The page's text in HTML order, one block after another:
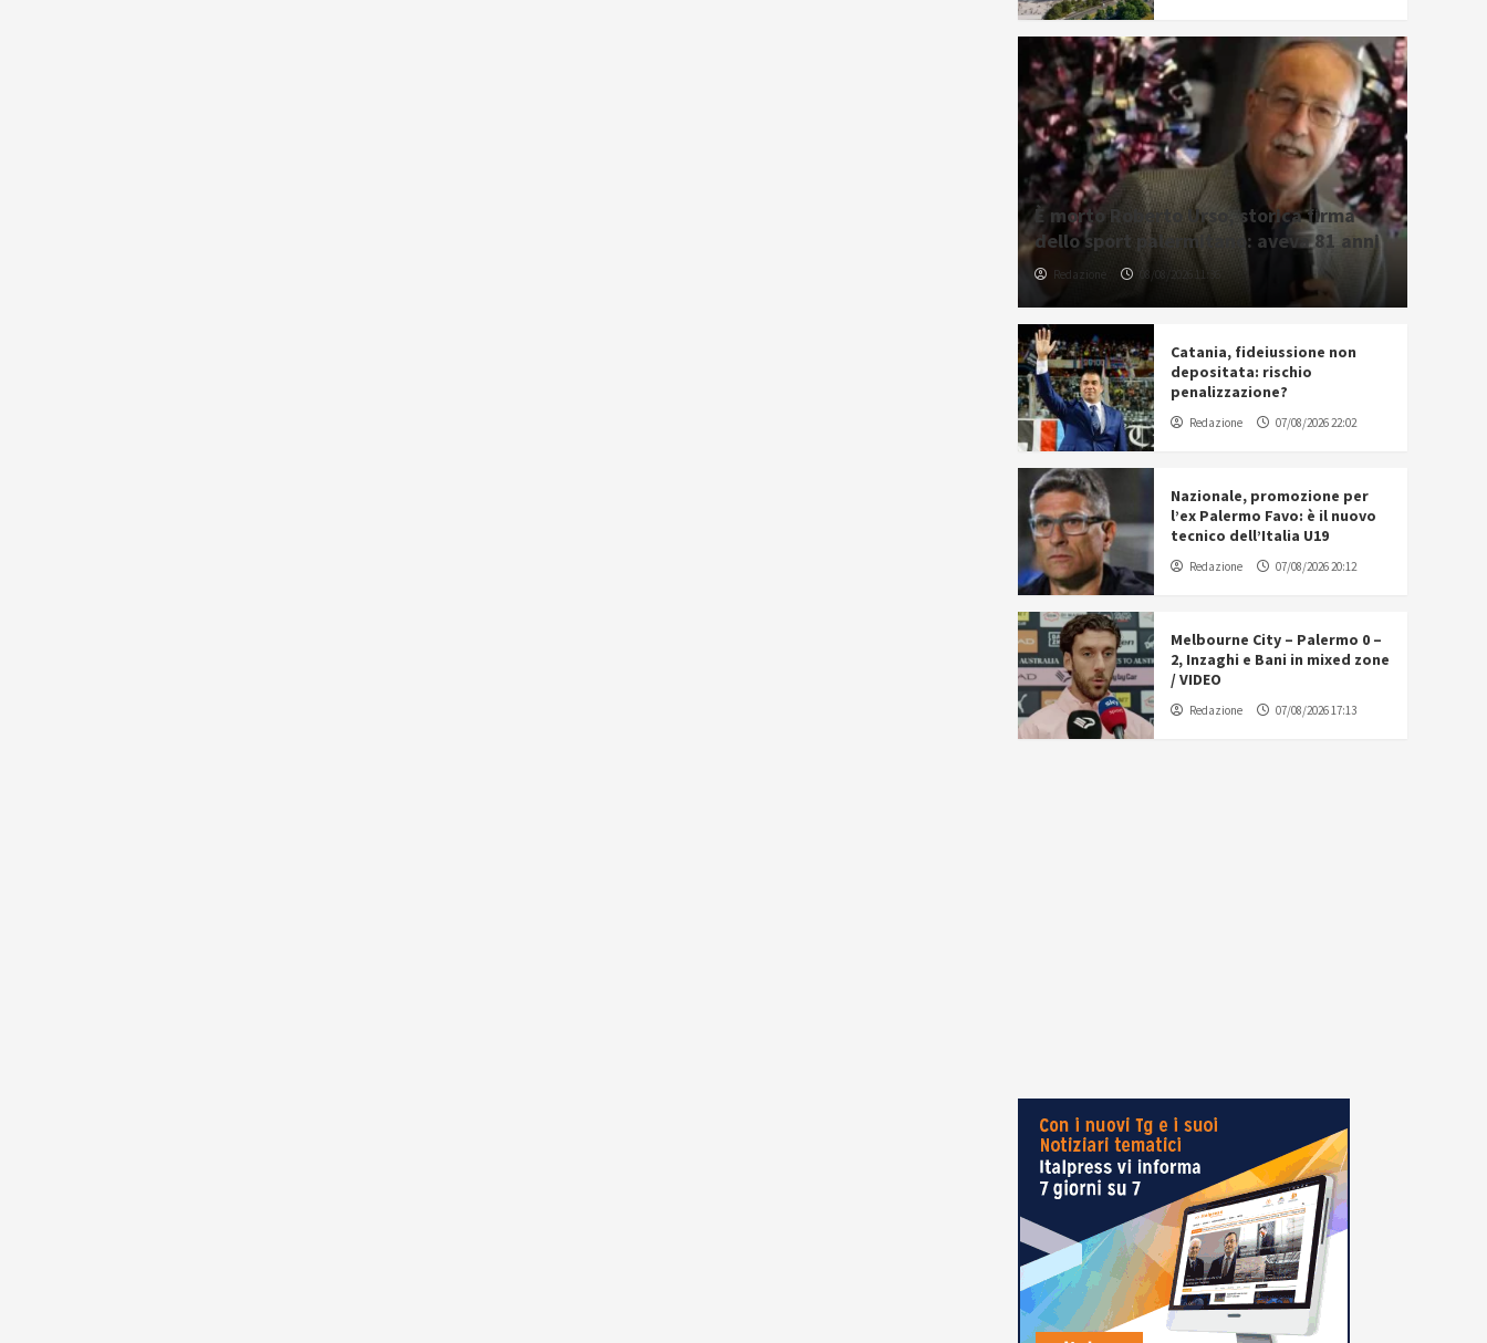
È morto Roberto Urso, storica firma
dello sport palermitano: aveva 81 anni
Redazione 08/08/2026 11:36
Catania, fideiussione non
depositata: rischio
penalizzazione?
Redazione 07/08/2026 22:02
Nazionale, promozione per
l’ex Palermo Favo: è il nuovo
tecnico dell’Italia U19
Redazione 07/08/2026 20:12
Melbourne City – Palermo 0 –
2, Inzaghi e Bani in mixed zone
/ VIDEO
Redazione 07/08/2026 17:13